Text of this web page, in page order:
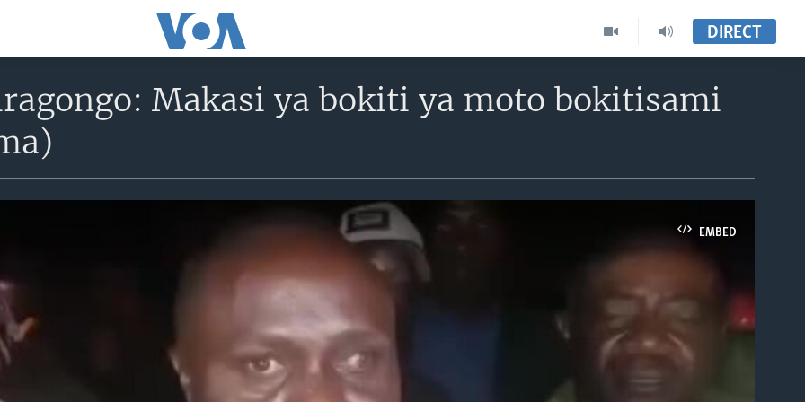
DIRECT
Makasi ya bokiti ya moto bokitisami
EMBED